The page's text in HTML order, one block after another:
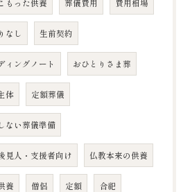
もった供養 葬儀費用 費用相場
なし 生前契約
ィングノート おひとりさま葬
体 定額葬儀
ない葬儀準備
見人・支援者向け 仏教本来の供養
養 僧侶 定額 合祀